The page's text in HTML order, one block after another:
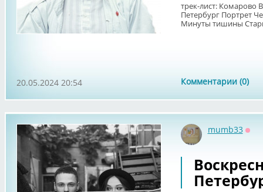
трек-лист: Комарово
Петербург Портрет
Минуты тишины
Комментарии (0)
20.05.2024 20:54
mumb33